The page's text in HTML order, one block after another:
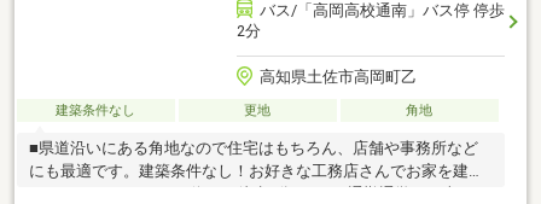
バス/「高岡高校通南」バス停 停歩
2分
高知県土佐市高岡町乙
建築条件なし 更地 角地
■県道沿いにある角地なので住宅はもちろん、店舗や事務所など
にも最適です。建築条件なし！お好きな工務店さんでお家を建て